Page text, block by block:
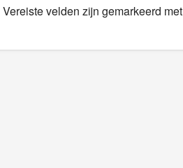
Vereiste velden zijn gemarkeerd met